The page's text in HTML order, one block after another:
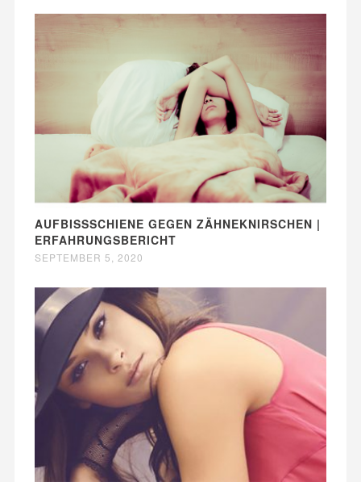
AUFBISSSCHIENE GEGEN ZÄHNEKNIRSCHEN |
ERFAHRUNGSBERICHT
SEPTEMBER 5, 2020